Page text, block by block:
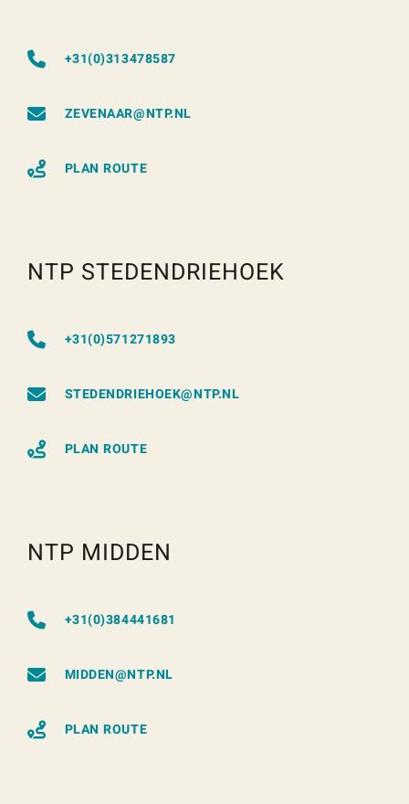
+31(0)313478587
ZEVENAAR@NTP.NL
PLAN ROUTE
NTP STEDENDRIEHOEK
+31(0)571271893
STEDENDRIEHOEK@NTP.NL
PLAN ROUTE
NTP MIDDEN
+31(0)384441681
MIDDEN@NTP.NL
PLAN ROUTE